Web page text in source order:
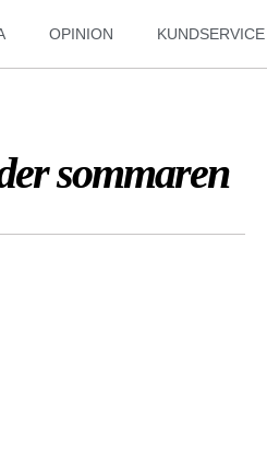
OPINION KUNDSERVICE
sommaren